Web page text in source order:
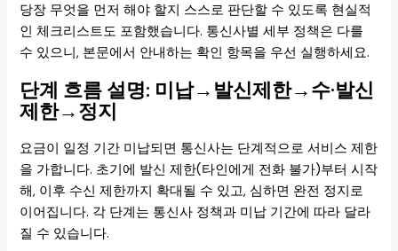
당장 무엇을 먼저 해야 할지 스스로 판단할 수 있도록 현실적
인 체크리스트도 포함했습니다. 통신사별 세부 정책은 다를
수 있으니, 본문에서 안내하는 확인 항목을 우선 실행하세요.
단계 흐름 설명: 미납→발신제한→수·발신
제한→정지
요금이 일정 기간 미납되면 통신사는 단계적으로 서비스 제한
을 가합니다. 초기에 발신 제한(타인에게 전화 불가)부터 시작
해, 이후 수신 제한까지 확대될 수 있고, 심하면 완전 정지로
이어집니다. 각 단계는 통신사 정책과 미납 기간에 따라 달라
질 수 있습니다.